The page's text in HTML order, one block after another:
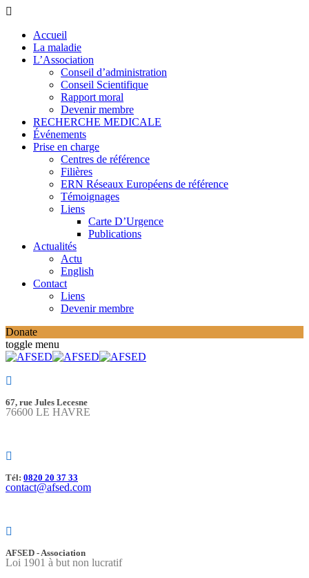
Accueil
La maladie
L’Association
Conseil d’administration
Conseil Scientifique
Rapport moral
Devenir membre
RECHERCHE MEDICALE
Événements
Prise en charge
Centres de référence
Filières
ERN Réseaux Européens de référence
Témoignages
Liens
Carte D’Urgence
Publications
Actualités
Actu
English
Contact
Liens
Devenir membre
Donate
toggle menu
67, rue Jules Lecesne
76600 LE HAVRE
Tél: 0820 20 37 33
contact@afsed.com
AFSED - Association
Loi 1901 à but non lucratif